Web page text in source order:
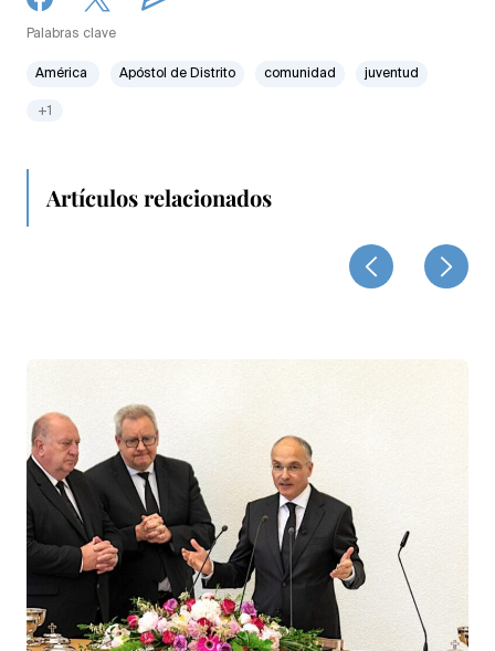
Palabras clave
América Apóstol de Distrito comunidad juventud
+1
Artículos relacionados